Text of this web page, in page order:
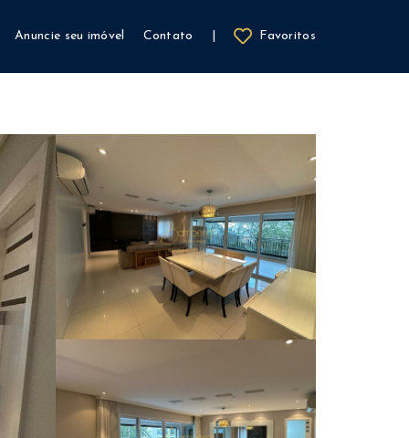
Anuncie seu imóvel Contato Favoritos